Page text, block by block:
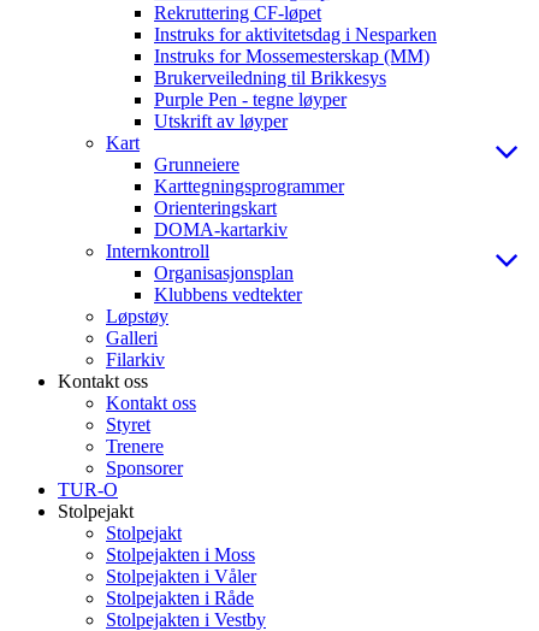
Rekruttering CF-løpet
Instruks for aktivitetsdag i Nesparken
Instruks for Mossemesterskap (MM)
Brukerveiledning til Brikkesys
Purple Pen - tegne løyper
Utskrift av løyper
Kart
Grunneiere
Karttegningsprogrammer
Orienteringskart
DOMA-kartarkiv
Internkontroll
Organisasjonsplan
Klubbens vedtekter
Løpstøy
Galleri
Filarkiv
Kontakt oss
Kontakt oss
Styret
Trenere
Sponsorer
TUR-O
Stolpejakt
Stolpejakt
Stolpejakten i Moss
Stolpejakten i Våler
Stolpejakten i Råde
Stolpejakten i Vestby